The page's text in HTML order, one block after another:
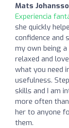
Mats
Experiencia
she quickly
confidence and
my own being a
relaxed and
what you need
usefulness.
skills and I am
more often
her to anyone
them.